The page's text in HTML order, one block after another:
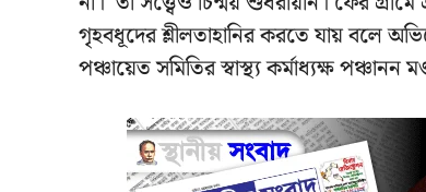
গৃহবধূদের শ্লীলতাহানির করতে যায় বলে
পঞ্চায়েত সমিতির স্বাস্থ্য কর্মাধ্যক্ষ